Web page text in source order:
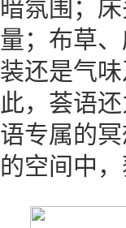
暗氛围；
量；布草
装还是气
此，荟语
语专属的
的空间中，